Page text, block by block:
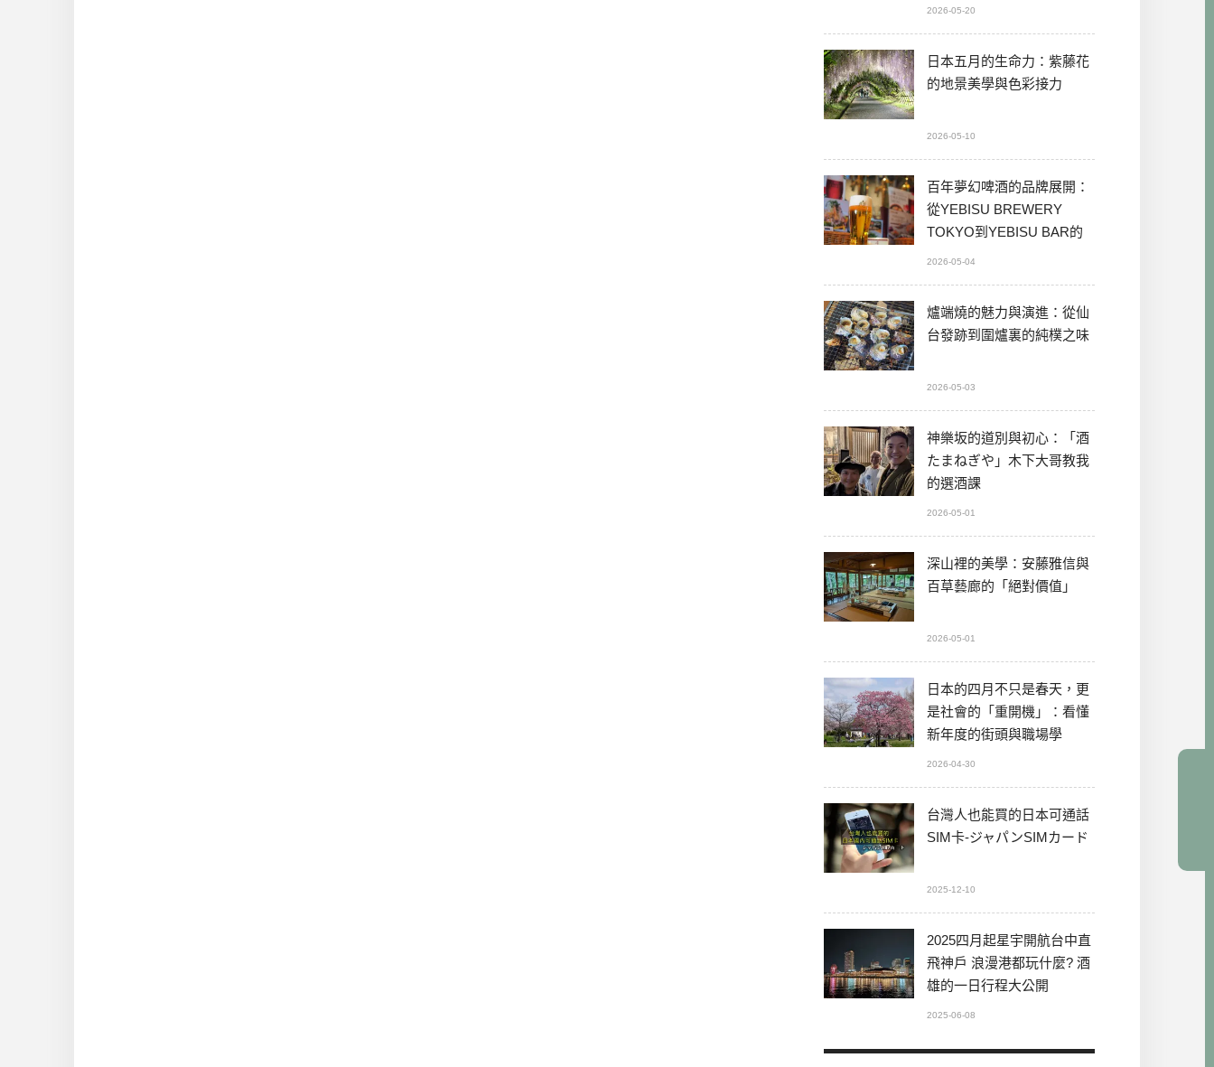
2026-05-20
日本五月的生命力：紫藤花
的地景美學與色彩接力
2026-05-10
百年夢幻啤酒的品牌展開：
從YEBISU BREWERY
TOKYO到YEBISU BAR的
2026-05-04
爐端燒的魅力與演進：從仙
台發跡到圍爐裏的純樸之味
2026-05-03
神樂坂的道別與初心：「酒
たまねぎや」木下大哥教我
的選酒課
2026-05-01
深山裡的美學：安藤雅信與
百草藝廊的「絕對價值」
2026-05-01
日本的四月不只是春天，更
是社會的「重開機」：看懂
新年度的街頭與職場學
2026-04-30
台灣人也能買的日本可通話
SIM卡-ジャパンSIMカード
2025-12-10
2025四月起星宇開航台中直
飛神戶 浪漫港都玩什麼? 酒
雄的一日行程大公開
2025-06-08